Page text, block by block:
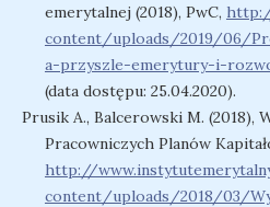
emerytalnej (2018), PwC,
content/uploads/2019/06/
a-przyszle-emerytury-i-
(data dostępu: 25.04.2020).
Prusik A., Balcerowski M. (2018),
Pracowniczych Planów
http://
content/uploads/2018/03/